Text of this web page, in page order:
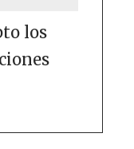
los